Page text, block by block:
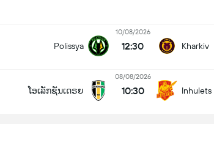
Polissya
10/08/2026
12:30 Kharkiv
ໂອເລັກຊັນເດຣຍ
08/08/2026
10:30 Inhulets